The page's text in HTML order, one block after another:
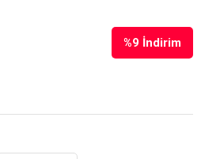
%9 İndirim